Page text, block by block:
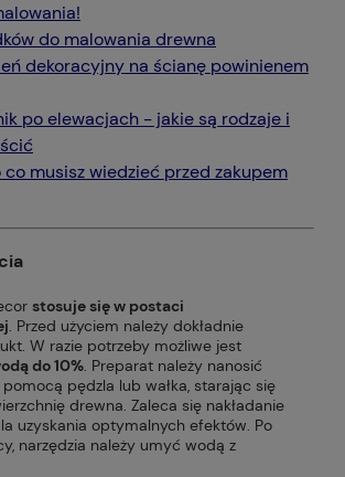
do malowania drewna
dekoracyjny na ścianę powinienem
po elewacjach - jakie są rodzaje i
co musisz wiedzieć przed zakupem
stosuje się w postaci
. Przed użyciem należy dokładnie
W razie potrzeby możliwe jest
do 10%. Preparat należy nanosić
pędzla lub wałka, starając się
drewna. Zaleca się nakładanie
uzyskania optymalnych efektów. Po
narzędzia należy umyć wodą z